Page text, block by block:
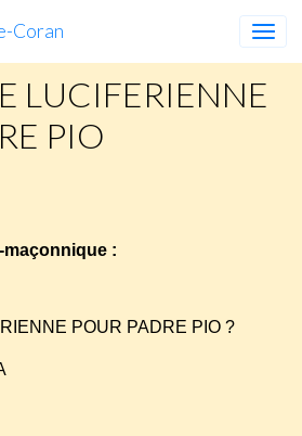
Coran
LUCIFERIENNE
PIO
:
POUR PADRE PIO ?